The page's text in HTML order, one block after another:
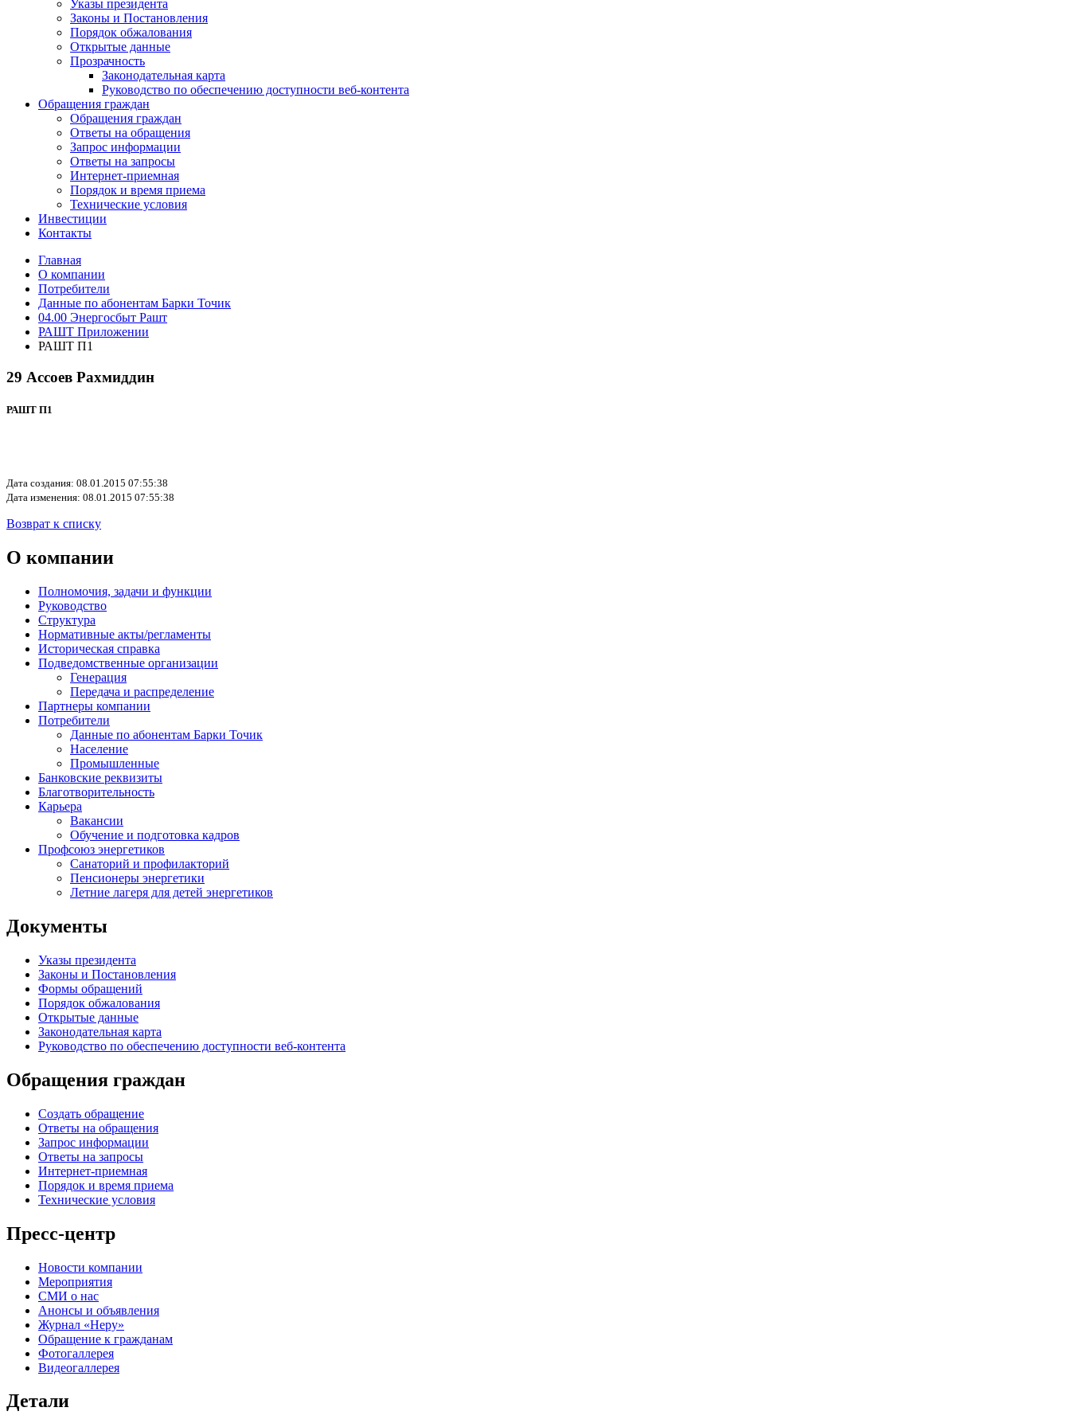
Указы президента
Законы и Постановления
Порядок обжалования
Открытые данные
Прозрачность
Законодательная карта
Руководство по обеспечению доступности веб-контента
Обращения граждан
Обращения граждан
Ответы на обращения
Запрос информации
Ответы на запросы
Интернет-приемная
Порядок и время приема
Технические условия
Инвестиции
Контакты
Главная
О компании
Потребители
Данные по абонентам Барки Точик
04.00 Энергосбыт Рашт
РАШТ Приложении
РАШТ П1
29 Ассоев Рахмиддин
РАШТ П1
Дата создания: 08.01.2015 07:55:38
Дата изменения: 08.01.2015 07:55:38
Возврат к списку
О компании
Полномочия, задачи и функции
Руководство
Структура
Нормативные акты/регламенты
Историческая справка
Подведомственные организации
Генерация
Передача и распределение
Партнеры компании
Потребители
Данные по абонентам Барки Точик
Население
Промышленные
Банковские реквизиты
Благотворительность
Карьера
Вакансии
Обучение и подготовка кадров
Профсоюз энергетиков
Санаторий и профилакторий
Пенсионеры энергетики
Летние лагеря для детей энергетиков
Документы
Указы президента
Законы и Постановления
Формы обращений
Порядок обжалования
Открытые данные
Законодательная карта
Руководство по обеспечению доступности веб-контента
Обращения граждан
Создать обращение
Ответы на обращения
Запрос информации
Ответы на запросы
Интернет-приемная
Порядок и время приема
Технические условия
Пресс-центр
Новости компании
Мероприятия
СМИ о нас
Анонсы и объявления
Журнал «Неру»
Обращение к гражданам
Фотогаллерея
Видеогаллерея
Детали